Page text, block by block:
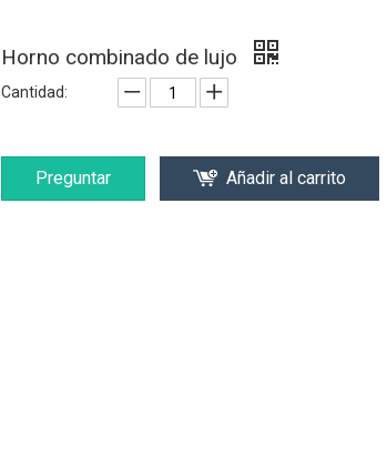
Horno combinado de lujo
Cantidad:
Preguntar Añadir al carrito